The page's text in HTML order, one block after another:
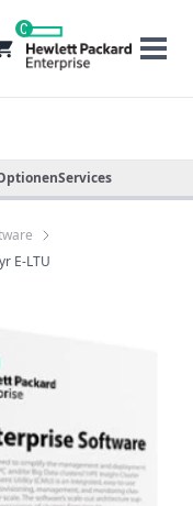
0
Services
E-LTU